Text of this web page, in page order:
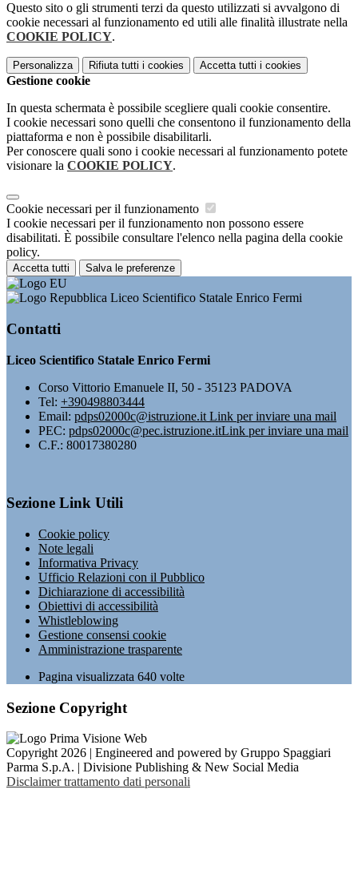
Questo sito o gli strumenti terzi da questo utilizzati si avvalgono di
cookie necessari al funzionamento ed utili alle finalità illustrate nella
COOKIE POLICY.
Personalizza Rifiuta tutti i cookies Accetta tutti i cookies
Gestione cookie
In questa schermata è possibile scegliere quali cookie consentire.
I cookie necessari sono quelli che consentono il funzionamento della
piattaforma e non è possibile disabilitarli.
Per conoscere quali sono i cookie necessari al funzionamento potete
visionare la COOKIE POLICY.
Cookie necessari per il funzionamento
I cookie necessari per il funzionamento non possono essere
disabilitati. È possibile consultare l'elenco nella pagina della cookie
policy.
Accetta tutti Salva le preferenze
Liceo Scientifico Statale Enrico Fermi
Contatti
Liceo Scientifico Statale Enrico Fermi
Corso Vittorio Emanuele II, 50 - 35123 PADOVA
Tel: +390498803444
Email: pdps02000c@istruzione.it Link per inviare una mail
PEC: pdps02000c@pec.istruzione.itLink per inviare una mail
C.F.: 80017380280
Sezione Link Utili
Cookie policy
Note legali
Informativa Privacy
Ufficio Relazioni con il Pubblico
Dichiarazione di accessibilità
Obiettivi di accessibilità
Whistleblowing
Gestione consensi cookie
Amministrazione trasparente
Pagina visualizzata 640 volte
Sezione Copyright
Copyright 2026 | Engineered and powered by Gruppo Spaggiari
Parma S.p.A. | Divisione Publishing & New Social Media
Disclaimer trattamento dati personali